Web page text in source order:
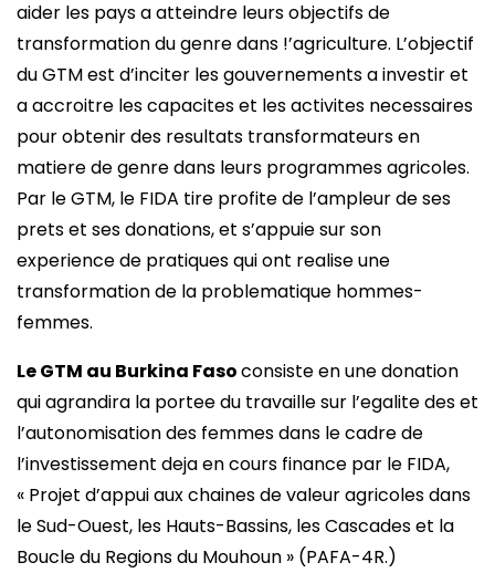
aider les pays a atteindre leurs objectifs de
transformation du genre dans !’agriculture. L’objectif
du GTM est d’inciter les gouvernements a investir et
a accroitre les capacites et les activites necessaires
pour obtenir des resultats transformateurs en
matiere de genre dans leurs programmes agricoles.
Par le GTM, le FIDA tire profite de l’ampleur de ses
prets et ses donations, et s’appuie sur son
experience de pratiques qui ont realise une
transformation de la problematique hommes-
femmes.
Le GTM au Burkina Fasoconsiste en une donation
qui agrandira la portee du travaille sur l’egalite des et
l’autonomisation des femmes dans le cadre de
l’investissement deja en cours finance par le FIDA,
« Projet d’appui aux chaines de valeur agricoles dans
le Sud-Ouest, les Hauts-Bassins, les Cascades et la
Boucle du Regions du Mouhoun » (PAFA-4R.)